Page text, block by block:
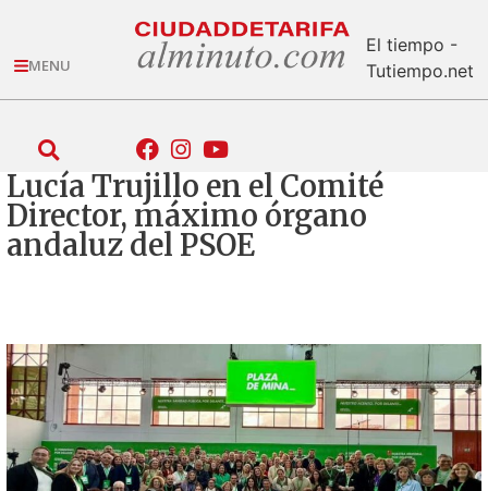
MENU
El tiempo -
Tutiempo.net
Lucía Trujillo en el Comité
Director, máximo órgano
andaluz del PSOE